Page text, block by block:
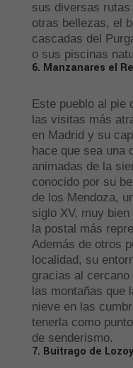
sus diversas
otras bellezas, el
cascadas del
o sus piscinas
6. Manzanares el
Este pueblo al pie
las visitas más
en Madrid y su
hace que sea una
animadas de la
conocido por su
de los Mendoza,
siglo XV, muy
la postal más
Además de otros
localidad, su
gracias al
las montañas que
nieve en las
tenerla como
de senderismo.
7. Buitrago de